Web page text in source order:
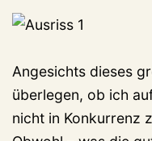
Angesichts dieses
überlegen, ob ich
nicht in Konkurrenz